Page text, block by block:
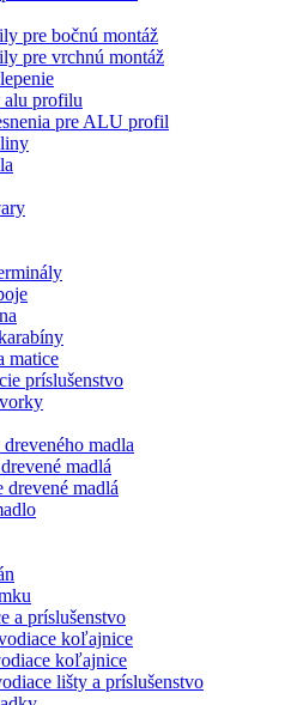
pre bočnú montáž
pre vrchnú montáž
profilu
pre ALU profil
matice
príslušenstvo
madla
madlá
drevené madlá
a príslušenstvo
koľajnice
koľajnice
lišty a príslušenstvo